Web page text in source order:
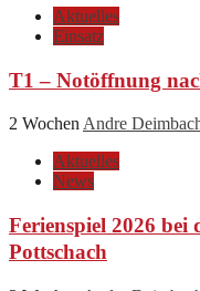
Aktuelles
Einsatz
T1 – Notöffnung
2 Wochen Andre
Aktuelles
News
Ferienspiel 2026 bei
Pottschach